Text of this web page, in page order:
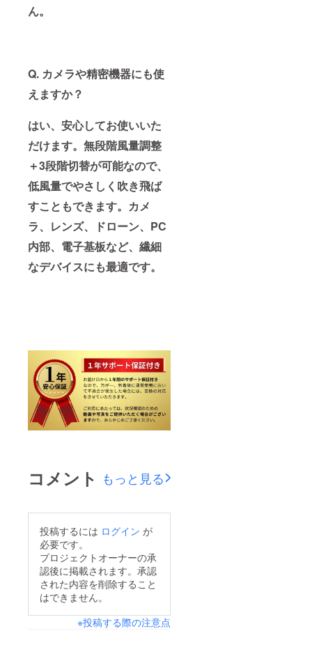
ん。
Q. カメラや精密機器にも使
えますか？
はい、安心してお使いいた
だけます。無段階風量調整
＋3段階切替が可能なので、
低風量でやさしく吹き飛ば
すこともできます。カメ
ラ、レンズ、ドローン、PC
内部、電子基板など、繊細
なデバイスにも最適です。
コメント もっと見る
投稿するには ログイン が
必要です。
プロジェクトオーナーの承
認後に掲載されます。承認
された内容を削除すること
はできません。
※投稿する際の注意点